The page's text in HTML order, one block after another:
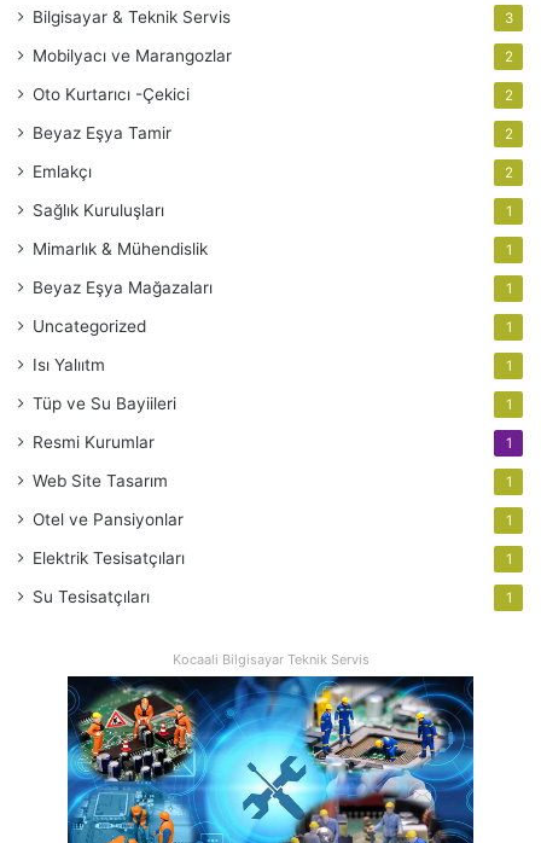
Bilgisayar & Teknik Servis 3
Mobilyacı ve Marangozlar 2
Oto Kurtarıcı -Çekici 2
Beyaz Eşya Tamir 2
Emlakçı 2
Sağlık Kuruluşları 1
Mimarlık & Mühendislik 1
Beyaz Eşya Mağazaları 1
Uncategorized 1
Isı Yalııtm 1
Tüp ve Su Bayiileri 1
Resmi Kurumlar 1
Web Site Tasarım 1
Otel ve Pansiyonlar 1
Elektrik Tesisatçıları 1
Su Tesisatçıları 1
Kocaali Bilgisayar Teknik Servis